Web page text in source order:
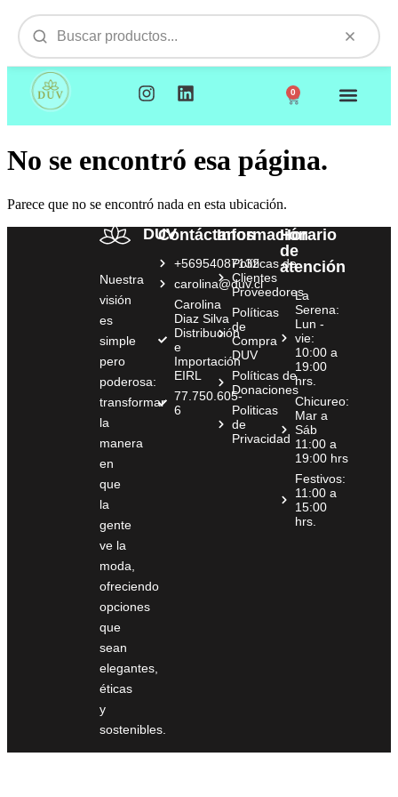
0
No se encontró esa página.
Parece que no se encontró nada en esta ubicación.
DUV
Nuestra
visión
es
simple
pero
poderosa:
transformar
la
manera
en
que
la
gente
ve la
moda,
ofreciendo
opciones
que
sean
elegantes,
éticas
y
sostenibles.
Contáctanos
+56954087132
carolina@duv.cl
Carolina
Diaz Silva
Distribución
e
Importación
EIRL
77.750.605-
6
Información
Políticas de
Clientes
Proveedores
Políticas
de
Compra
DUV
Políticas de
Donaciones
Politicas
de
Privacidad
Horario
de
atención
La
Serena:
Lun -
vie:
10:00 a
19:00
hrs.
Chicureo:
Mar a
Sáb
11:00 a
19:00 hrs
Festivos:
11:00 a
15:00
hrs.